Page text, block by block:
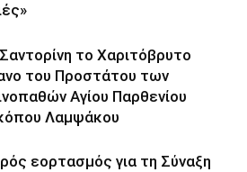
το Χαριτόβρυτο
του Προστάτου των
Αγίου Παρθενίου
Λαμψάκου
εορτασμός για τη Σύναξη